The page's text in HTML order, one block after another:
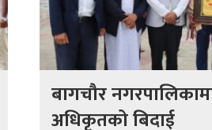
बागचौर
अधिकृतको बिदाई